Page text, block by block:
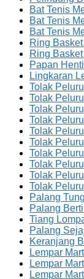
Bat Tenis
Bat Tenis
Bat Tenis
Ring
Ring
Papan
Lingkaran
Tolak
Tolak
Tolak
Tolak
Tolak
Tolak
Tolak
Tolak
Tolak
Tolak
Palang
Palang
Tiang
Palang
Keranjang
Lempar
Lempar
Lempar